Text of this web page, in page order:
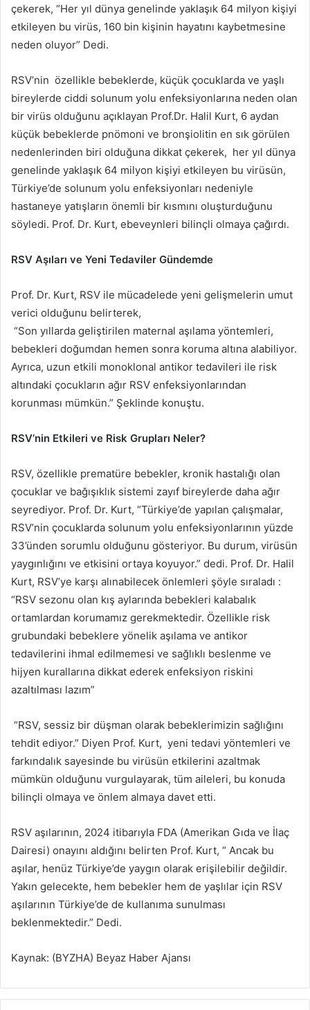
çekerek, “Her yıl dünya genelinde yaklaşık 64 milyon kişiyi
etkileyen bu virüs, 160 bin kişinin hayatını kaybetmesine
neden oluyor” Dedi.
RSV’nin özellikle bebeklerde, küçük çocuklarda ve yaşlı
bireylerde ciddi solunum yolu enfeksiyonlarına neden olan
bir virüs olduğunu açıklayan Prof.Dr. Halil Kurt, 6 aydan
küçük bebeklerde pnömoni ve bronşiolitin en sık görülen
nedenlerinden biri olduğuna dikkat çekerek, her yıl dünya
genelinde yaklaşık 64 milyon kişiyi etkileyen bu virüsün,
Türkiye’de solunum yolu enfeksiyonları nedeniyle
hastaneye yatışların önemli bir kısmını oluşturduğunu
söyledi. Prof. Dr. Kurt, ebeveynleri bilinçli olmaya çağırdı.
RSV Aşıları ve Yeni Tedaviler Gündemde
Prof. Dr. Kurt, RSV ile mücadelede yeni gelişmelerin umut
verici olduğunu belirterek,
“Son yıllarda geliştirilen maternal aşılama yöntemleri,
bebekleri doğumdan hemen sonra koruma altına alabiliyor.
Ayrıca, uzun etkili monoklonal antikor tedavileri ile risk
altındaki çocukların ağır RSV enfeksiyonlarından
korunması mümkün.” Şeklinde konuştu.
RSV’nin Etkileri ve Risk Grupları Neler?
RSV, özellikle prematüre bebekler, kronik hastalığı olan
çocuklar ve bağışıklık sistemi zayıf bireylerde daha ağır
seyrediyor. Prof. Dr. Kurt, “Türkiye’de yapılan çalışmalar,
RSV’nin çocuklarda solunum yolu enfeksiyonlarının yüzde
33’ünden sorumlu olduğunu gösteriyor. Bu durum, virüsün
yaygınlığını ve etkisini ortaya koyuyor.” dedi. Prof. Dr. Halil
Kurt, RSV’ye karşı alınabilecek önlemleri şöyle sıraladı :
“RSV sezonu olan kış aylarında bebekleri kalabalık
ortamlardan korumamız gerekmektedir. Özellikle risk
grubundaki bebeklere yönelik aşılama ve antikor
tedavilerini ihmal edilmemesi ve sağlıklı beslenme ve
hijyen kurallarına dikkat ederek enfeksiyon riskini
azaltılması lazım”
“RSV, sessiz bir düşman olarak bebeklerimizin sağlığını
tehdit ediyor.” Diyen Prof. Kurt, yeni tedavi yöntemleri ve
farkındalık sayesinde bu virüsün etkilerini azaltmak
mümkün olduğunu vurgulayarak, tüm aileleri, bu konuda
bilinçli olmaya ve önlem almaya davet etti.
RSV aşılarının, 2024 itibarıyla FDA (Amerikan Gıda ve İlaç
Dairesi) onayını aldığını belirten Prof. Kurt, “ Ancak bu
aşılar, henüz Türkiye’de yaygın olarak erişilebilir değildir.
Yakın gelecekte, hem bebekler hem de yaşlılar için RSV
aşılarının Türkiye’de de kullanıma sunulması
beklenmektedir.” Dedi.
Kaynak: (BYZHA) Beyaz Haber Ajansı